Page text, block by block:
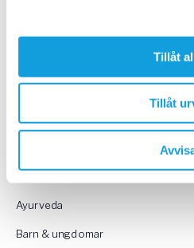
Tillåt
Tillåt
Ayurveda
Barn & ungdomar